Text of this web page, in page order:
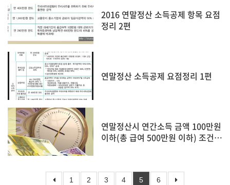
2016 연말정산 소득공제 항목 요점
정리 2편
연말정산 소득공제 요점정리 1편
연말정산시 연간소득 금액 100만원
이하(총 급여 500만원 이하) 조건이
1 2 3 4 5 6